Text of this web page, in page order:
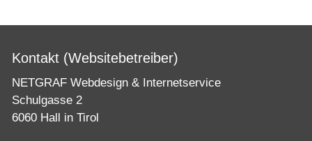
Kontakt (Websitebetreiber)
NETGRAF Webdesign & Internetservice
Schulgasse 2
6060 Hall in Tirol